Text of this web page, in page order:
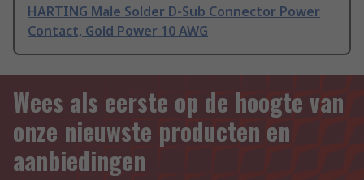
HARTING Male Solder D-Sub Connector Power
Contact, Gold Power 10 AWG
Wees als eerste op de hoogte van
onze nieuwste producten en
aanbiedingen